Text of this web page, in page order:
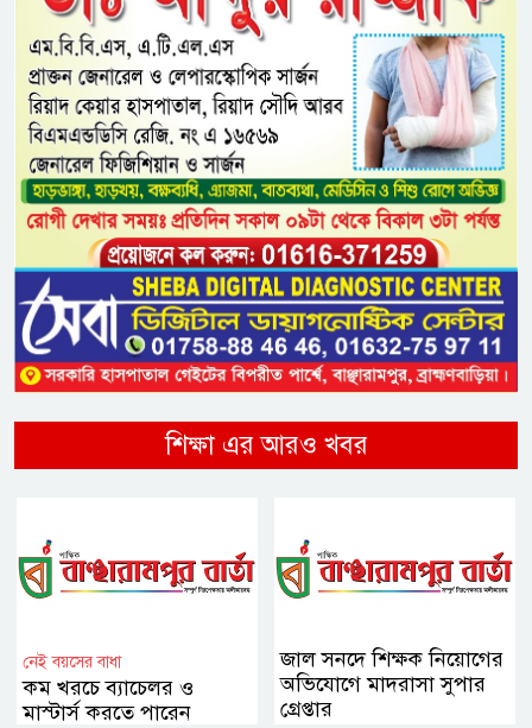
শিক্ষা এর আরও খবর
নেই বয়সের বাধা
কম খরচে ব্যাচেলর ও
মাস্টার্স করতে পারেন
জাল সনদে শিক্ষক নিয়োগের
অভিযোগে মাদরাসা সুপার
গ্রেপ্তার